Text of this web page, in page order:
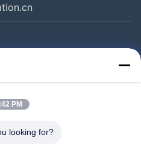
PM
looking for?